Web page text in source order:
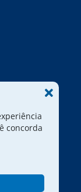
da Arte
concorda